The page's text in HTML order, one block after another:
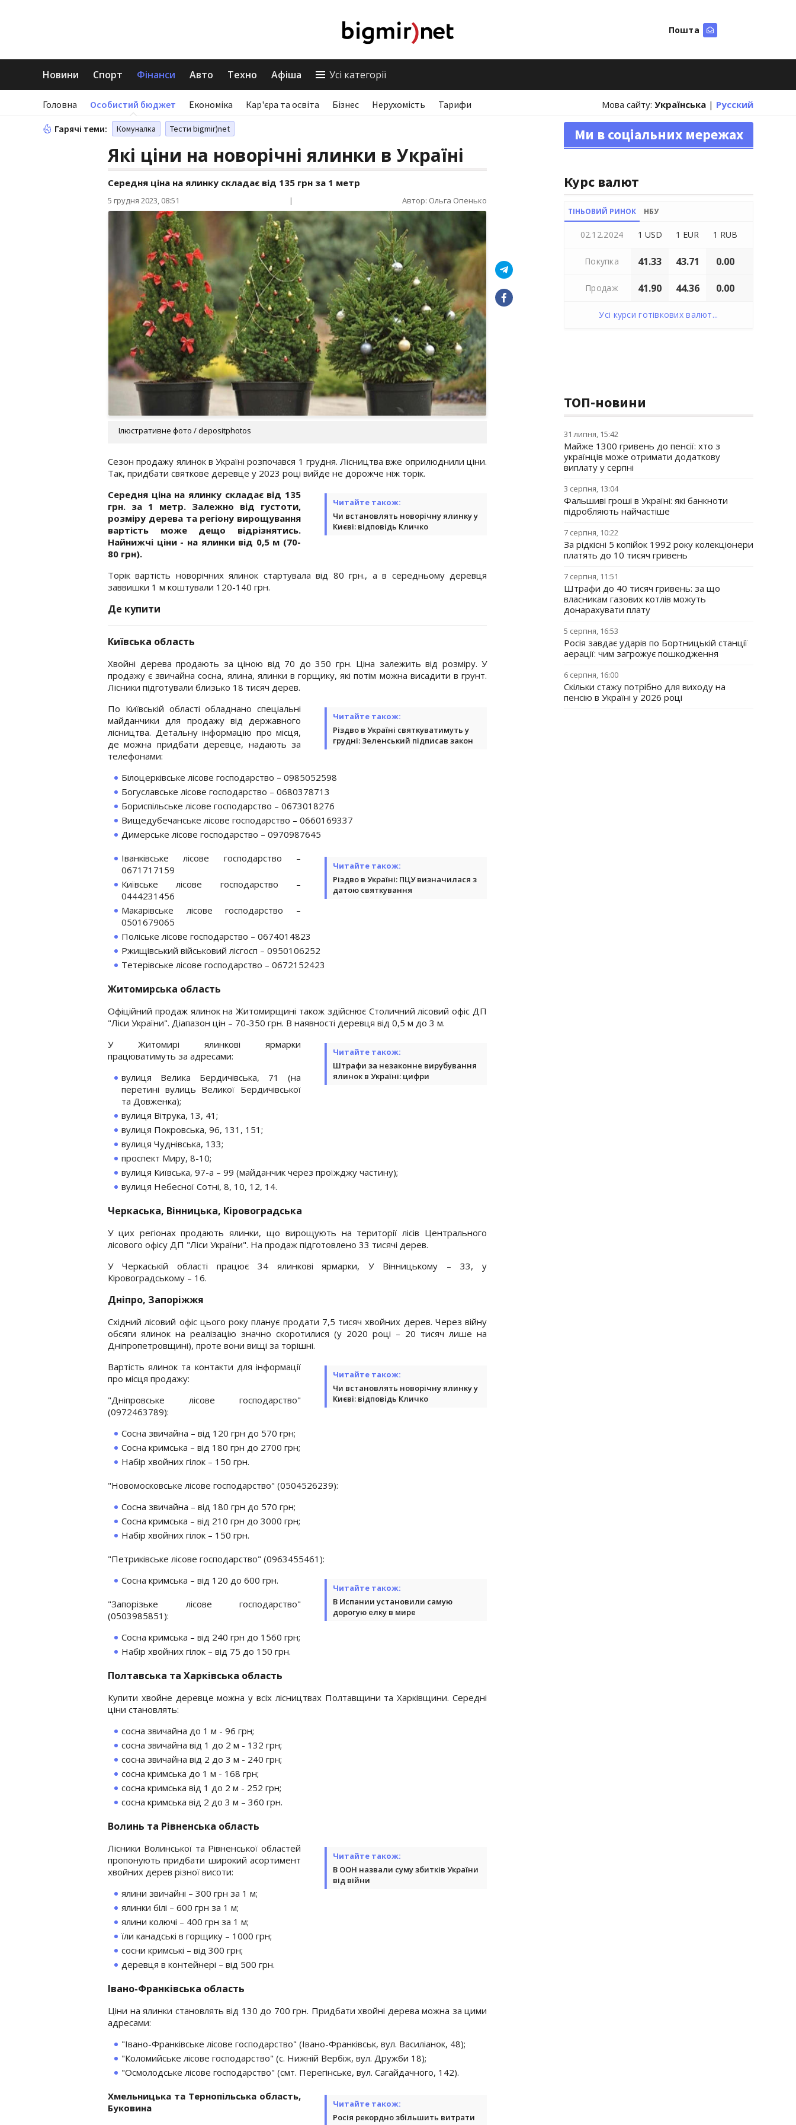
Пошта
Новини Спорт Фінанси Авто Техно Афіша Усі категорії
Головна Особистий бюджет Економіка Кар'єра та освіта Бізнес Нерухомість Тарифи Мова сайту: Українська | Русский
Гарячі теми: Комуналка Тести bigmir)net
Які ціни на новорічні ялинки в Україні
Середня ціна на ялинку складає від 135 грн за 1 метр
5 грудня 2023, 08:51 | Автор: Ольга Опенько
Ілюстративне фото / depositphotos
Сезон продажу ялинок в Україні розпочався 1 грудня. Лісництва вже оприлюднили ціни.
Так, придбати святкове деревце у 2023 році вийде не дорожче ніж торік.
Читайте також:
Чи встановлять новорічну ялинку у
Києві: відповідь Кличко
Середня ціна на ялинку складає від 135
грн. за 1 метр. Залежно від густоти,
розміру дерева та регіону вирощування
вартість може дещо відрізнятись.
Найнижчі ціни - на ялинки від 0,5 м (70-
80 грн).
Торік вартість новорічних ялинок стартувала від 80 грн., а в середньому деревця
заввишки 1 м коштували 120-140 грн.
Де купити
Київська область
Хвойні дерева продають за ціною від 70 до 350 грн. Ціна залежить від розміру. У
продажу є звичайна сосна, ялина, ялинки в горщику, які потім можна висадити в грунт.
Лісники підготували близько 18 тисяч дерев.
Читайте також:
Різдво в Україні святкуватимуть у
грудні: Зеленський підписав закон
По Київській області обладнано спеціальні
майданчики для продажу від державного
лісництва. Детальну інформацію про місця,
де можна придбати деревце, надають за
телефонами:
Білоцерківське лісове господарство – 0985052598
Богуславське лісове господарство – 0680378713
Бориспільське лісове господарство – 0673018276
Вищедубечанське лісове господарство – 0660169337
Димерське лісове господарство – 0970987645
Читайте також:
Різдво в Україні: ПЦУ визначилася з
датою святкування
Іванківське лісове господарство –
0671717159
Київське лісове господарство –
0444231456
Макарівське лісове господарство –
0501679065
Поліське лісове господарство – 0674014823
Ржищівський військовий лісгосп – 0950106252
Тетерівське лісове господарство – 0672152423
Житомирська область
Офіційний продаж ялинок на Житомирщині також здійснює Столичний лісовий офіс ДП
"Ліси України". Діапазон цін – 70-350 грн. В наявності деревця від 0,5 м до 3 м.
Читайте також:
Штрафи за незаконне вирубування
ялинок в Україні: цифри
У Житомирі ялинкові ярмарки
працюватимуть за адресами:
вулиця Велика Бердичівська, 71 (на
перетині вулиць Великої Бердичівської
та Довженка);
вулиця Вітрука, 13, 41;
вулиця Покровська, 96, 131, 151;
вулиця Чуднівська, 133;
проспект Миру, 8-10;
вулиця Київська, 97-а – 99 (майданчик через проїжджу частину);
вулиця Небесної Сотні, 8, 10, 12, 14.
Черкаська, Вінницька, Кіровоградська
У цих регіонах продають ялинки, що вирощують на території лісів Центрального
лісового офісу ДП "Ліси України". На продаж підготовлено 33 тисячі дерев.
У Черкаській області працює 34 ялинкові ярмарки, У Вінницькому – 33, у
Кіровоградському – 16.
Дніпро, Запоріжжя
Східний лісовий офіс цього року планує продати 7,5 тисяч хвойних дерев. Через війну
обсяги ялинок на реалізацію значно скоротилися (у 2020 році – 20 тисяч лише на
Дніпропетровщині), проте вони вищі за торішні.
Читайте також:
Чи встановлять новорічну ялинку у
Києві: відповідь Кличко
Вартість ялинок та контакти для інформації
про місця продажу:
"Дніпровське лісове господарство"
(0972463789):
Сосна звичайна – від 120 грн до 570 грн;
Сосна кримська – від 180 грн до 2700 грн;
Набір хвойних гілок – 150 грн.
"Новомосковське лісове господарство" (0504526239):
Сосна звичайна – від 180 грн до 570 грн;
Сосна кримська – від 210 грн до 3000 грн;
Набір хвойних гілок – 150 грн.
"Петриківське лісове господарство" (0963455461):
Читайте також:
В Испании установили самую
дорогую елку в мире
Сосна кримська – від 120 до 600 грн.
"Запорізьке лісове господарство"
(0503985851):
Сосна кримська – від 240 грн до 1560 грн;
Набір хвойних гілок – від 75 до 150 грн.
Полтавська та Харківська область
Купити хвойне деревце можна у всіх лісництвах Полтавщини та Харківщини. Середні
ціни становлять:
сосна звичайна до 1 м - 96 грн;
сосна звичайна від 1 до 2 м - 132 грн;
сосна звичайна від 2 до 3 м - 240 грн;
сосна кримська до 1 м - 168 грн;
сосна кримська від 1 до 2 м - 252 грн;
сосна кримська від 2 до 3 м – 360 грн.
Волинь та Рівненська область
Читайте також:
В ООН назвали суму збитків України
від війни
Лісники Волинської та Рівненської областей
пропонують придбати широкий асортимент
хвойних дерев різної висоти:
ялини звичайні – 300 грн за 1 м;
ялинки білі – 600 грн за 1 м;
ялини колючі – 400 грн за 1 м;
їли канадські в горщику – 1000 грн;
сосни кримські – від 300 грн;
деревця в контейнері – від 500 грн.
Івано-Франківська область
Ціни на ялинки становлять від 130 до 700 грн. Придбати хвойні дерева можна за цими
адресами:
"Івано-Франківське лісове господарство" (Івано-Франківськ, вул. Василіанок, 48);
"Коломийське лісове господарство" (с. Нижній Вербіж, вул. Дружби 18);
"Осмолодське лісове господарство" (смт. Перегінське, вул. Сагайдачного, 142).
Читайте також:
Росія рекордно збільшить витрати
Хмельницька та Тернопільська область,
Буковина
Ми в соціальних мережах
Курс валют
ТІНЬОВИЙ РИНОК НБУ
02.12.2024 1 USD 1 EUR 1 RUB
Покупка 41.33 43.71 0.00
Продаж 41.90 44.36 0.00
Усі курси готівкових валют...
ТОП-новини
31 липня, 15:42
Майже 1300 гривень до пенсії: хто з
українців може отримати додаткову
виплату у серпні
3 серпня, 13:04
Фальшиві гроші в Україні: які банкноти
підробляють найчастіше
7 серпня, 10:22
За рідкісні 5 копійок 1992 року колекціонери
платять до 10 тисяч гривень
7 серпня, 11:51
Штрафи до 40 тисяч гривень: за що
власникам газових котлів можуть
донарахувати плату
5 серпня, 16:53
Росія завдає ударів по Бортницькій станції
аерації: чим загрожує пошкодження
6 серпня, 16:00
Скільки стажу потрібно для виходу на
пенсію в Україні у 2026 році